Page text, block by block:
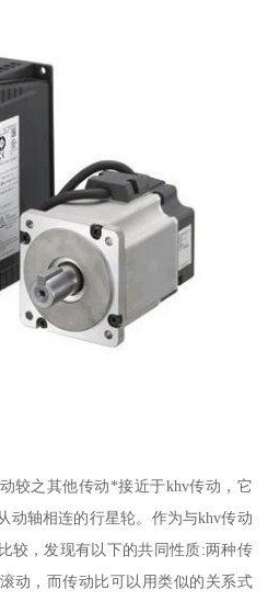
较之其他传动*接近于khv传动，它
动轴相连的行星轮。作为与khv传动
较，发现有以下的共同性质:两种传
动，而传动比可以用类似的关系式